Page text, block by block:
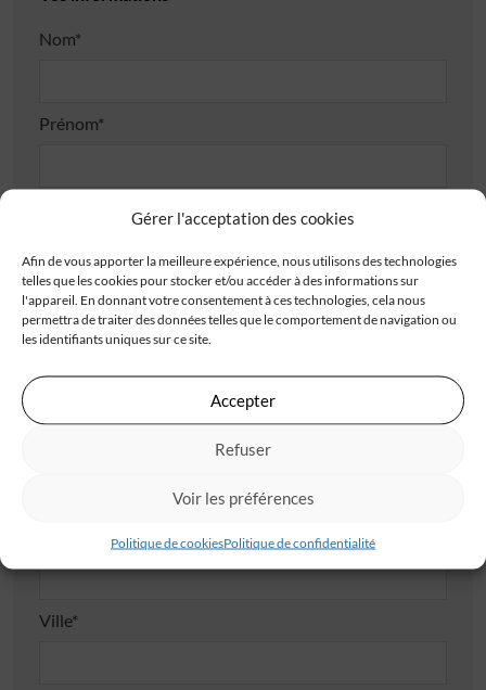
Gérer l'acceptation des cookies
Afin de vous apporter la meilleure expérience, nous utilisons des technologies
telles que les cookies pour stocker et/ou accéder à des informations sur
l'appareil. En donnant votre consentement à ces technologies, cela nous
permettra de traiter des données telles que le comportement de navigation ou
les identifiants uniques sur ce site.
Accepter
Refuser
Voir les préférences
Politique de cookiesPolitique de confidentialité
Nom*
Prénom*
E-mail*
Adresse
Code postal*
Ville*